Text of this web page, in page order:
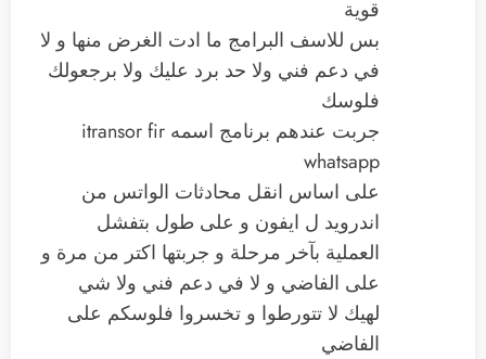
قوية
بس للاسف البرامج ما ادت الغرض منها و لا
في دعم فني ولا حد برد عليك ولا برجعولك
فلوسك
جربت عندهم برنامج اسمه itransor fir
whatsapp
على اساس انقل محادثات الواتس من
اندرويد ل ايفون و على طول بتفشل
العملية بآخر مرحلة و جربتها اكتر من مرة و
على الفاضي و لا في دعم فني ولا شي
لهيك لا تتورطوا و تخسروا فلوسكم على
الفاضي